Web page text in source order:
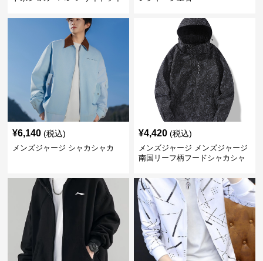
¥6,140 (税込)
メンズジャージ シャカシャカ
¥4,420 (税込)
メンズジャージ メンズジャージ
南国リーフ柄フードシャカシャ